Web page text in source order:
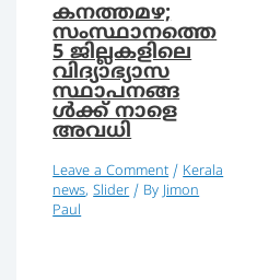
കനത്തമഴ;
സംസ്ഥാനത്തെ
5 ജില്ലകളിലെ
വിദ്യാഭ്യാസ
സ്ഥാപനങ്ങ
ള്‍ക്ക് നാളെ
അവധി
Leave a Comment /Kerala
news,Slider/ ByJimon
Paul